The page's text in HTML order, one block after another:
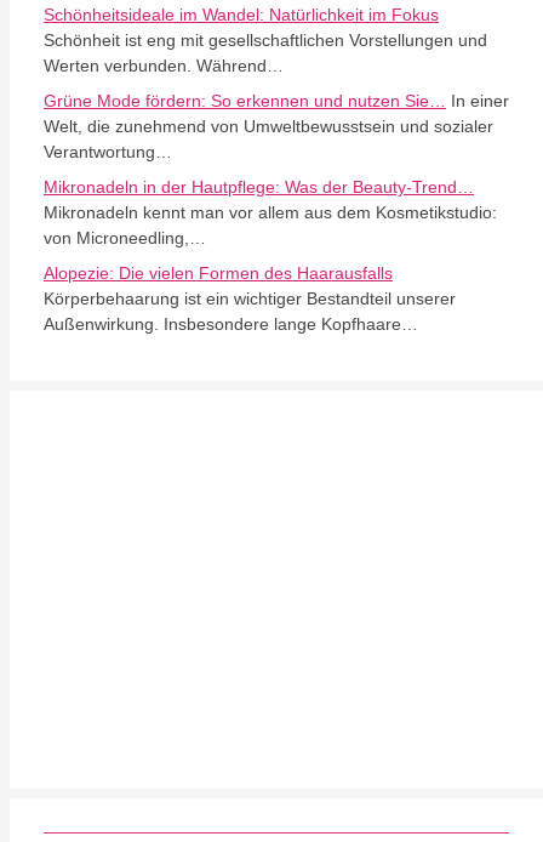
Schönheitsideale im Wandel: Natürlichkeit im Fokus
Schönheit ist eng mit gesellschaftlichen Vorstellungen und
Werten verbunden. Während…
Grüne Mode fördern: So erkennen und nutzen Sie… In einer
Welt, die zunehmend von Umweltbewusstsein und sozialer
Verantwortung…
Mikronadeln in der Hautpflege: Was der Beauty-Trend…
Mikronadeln kennt man vor allem aus dem Kosmetikstudio:
von Microneedling,…
Alopezie: Die vielen Formen des Haarausfalls
Körperbehaarung ist ein wichtiger Bestandteil unserer
Außenwirkung. Insbesondere lange Kopfhaare…